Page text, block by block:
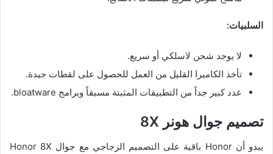
السلبيات:
لا يوجد شحن لاسلكي أو سريع.
تأخذ الكاميرا القليل من العمل للحصول على لقطات جيدة.
عدد كبير جداً من التطبيقات المثبتة مسبقاً وبرامج bloatware.
تصميم جوال هونر 8X
يبدو أن Honor باقية على التصميم الزجاجي مع جوال Honor 8X